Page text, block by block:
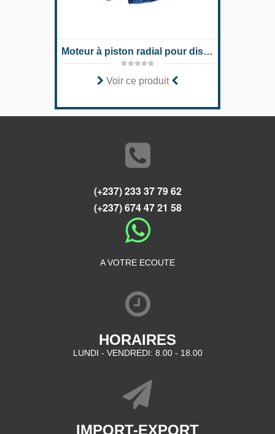
Moteur à piston radial pour disques compacts MCR-C
Voir ce produit
(+237) 233 37 79 62
(+237) 674 47 21 58
A VOTRE ECOUTE
HORAIRES
LUNDI - VENDREDI: 8.00 - 18.00
IMPORT-EXPORT